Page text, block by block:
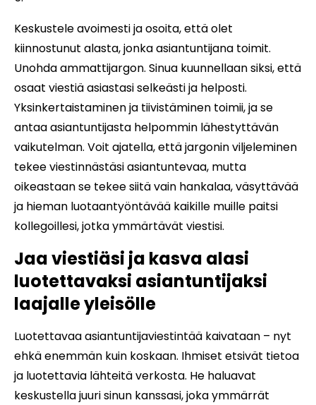
Keskustele avoimesti ja osoita, että olet
kiinnostunut alasta, jonka asiantuntijana toimit.
Unohda ammattijargon. Sinua kuunnellaan siksi, että
osaat viestiä asiastasi selkeästi ja helposti.
Yksinkertaistaminen ja tiivistäminen toimii, ja se
antaa asiantuntijasta helpommin lähestyttävän
vaikutelman. Voit ajatella, että jargonin viljeleminen
tekee viestinnästäsi asiantuntevaa, mutta
oikeastaan se tekee siitä vain hankalaa, väsyttävää
ja hieman luotaantyöntävää kaikille muille paitsi
kollegoillesi, jotka ymmärtävät viestisi.
Jaa viestiäsi ja kasva alasi
luotettavaksi asiantuntijaksi
laajalle yleisölle
Luotettavaa asiantuntijaviestintää kaivataan – nyt
ehkä enemmän kuin koskaan. Ihmiset etsivät tietoa
ja luotettavia lähteitä verkosta. He haluavat
keskustella juuri sinun kanssasi, joka ymmärrät